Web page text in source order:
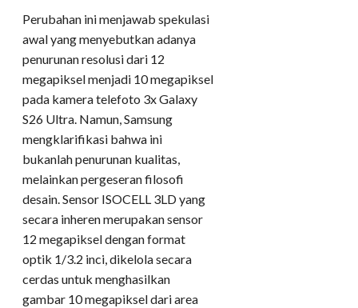
Perubahan ini menjawab spekulasi
awal yang menyebutkan adanya
penurunan resolusi dari 12
megapiksel menjadi 10 megapiksel
pada kamera telefoto 3x Galaxy
S26 Ultra. Namun, Samsung
mengklarifikasi bahwa ini
bukanlah penurunan kualitas,
melainkan pergeseran filosofi
desain. Sensor ISOCELL 3LD yang
secara inheren merupakan sensor
12 megapiksel dengan format
optik 1/3.2 inci, dikelola secara
cerdas untuk menghasilkan
gambar 10 megapiksel dari area